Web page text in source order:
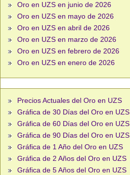
Oro en UZS en junio de 2026
Oro en UZS en mayo de 2026
Oro en UZS en abril de 2026
Oro en UZS en marzo de 2026
Oro en UZS en febrero de 2026
Oro en UZS en enero de 2026
Precios Actuales del Oro en UZS
Gráfica de 30 Días del Oro en UZS
Gráfica de 60 Días del Oro en UZS
Gráfica de 90 Días del Oro en UZS
Gráfica de 1 Año del Oro en UZS
Gráfica de 2 Años del Oro en UZS
Gráfica de 5 Años del Oro en UZS